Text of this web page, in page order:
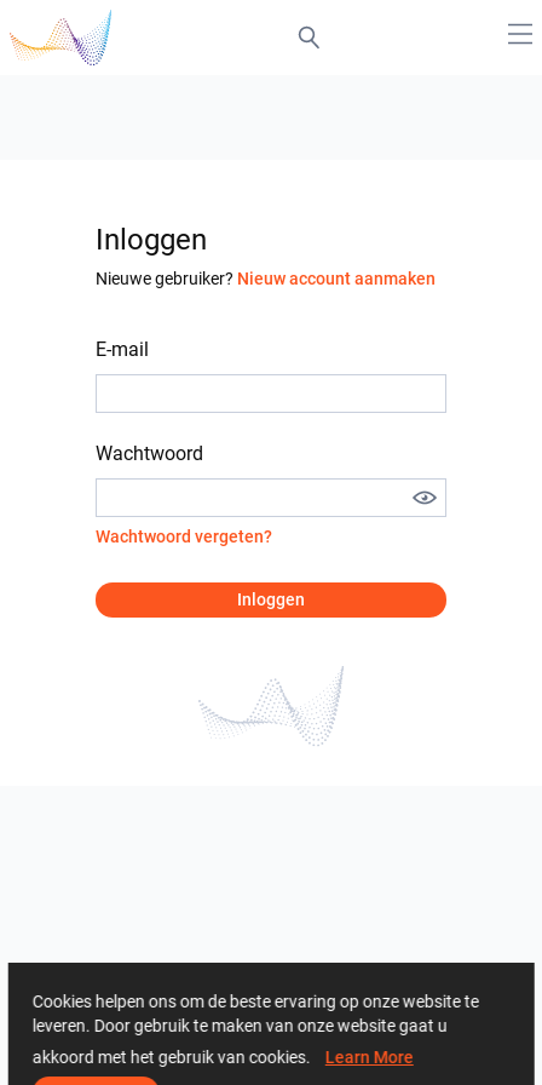
Inloggen
Nieuwe gebruiker? Nieuw account aanmaken
E-mail
Wachtwoord
Wachtwoord vergeten?
Inloggen
Cookies helpen ons om de beste ervaring op onze website te
leveren. Door gebruik te maken van onze website gaat u
akkoord met het gebruik van cookies. Learn More